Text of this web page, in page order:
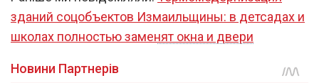
зданий соцобъектов Измаильщины: в детсадах и
школах полностью заменят окна и двери